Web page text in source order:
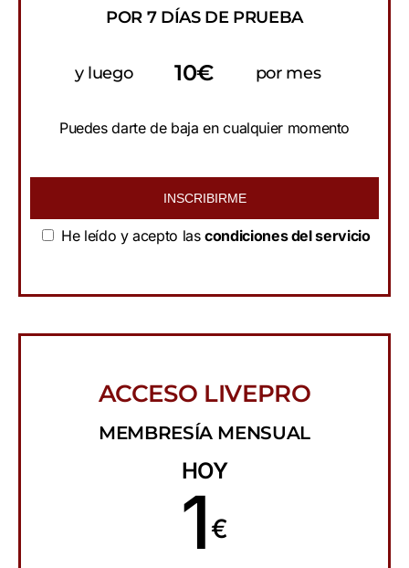
POR 7 DÍAS DE PRUEBA
y luego 10€ por mes
Puedes darte de baja en cualquier momento
INSCRIBIRME
He leído y acepto lascondiciones del servicio
ACCESO LIVEPRO
MEMBRESÍA MENSUAL
HOY
1€